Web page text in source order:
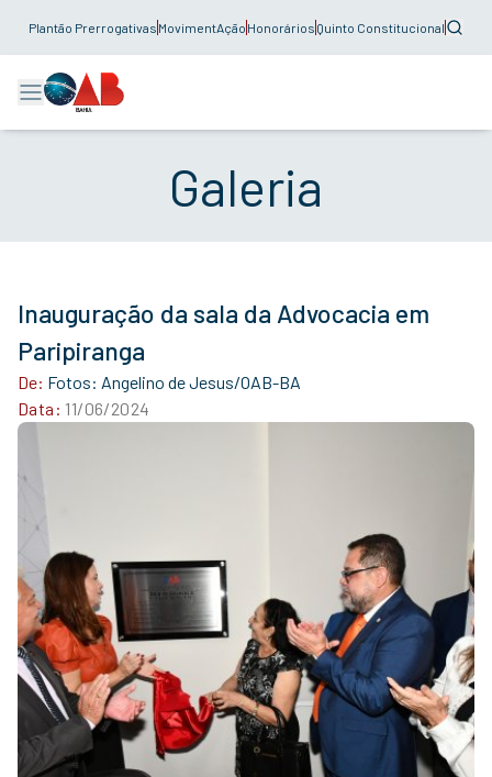
Plantão Prerrogativas MovimentAção Honorários Quinto Constitucional
Galeria
Inauguração da sala da Advocacia em
Paripiranga
De: Fotos: Angelino de Jesus/OAB-BA
Data: 11/06/2024